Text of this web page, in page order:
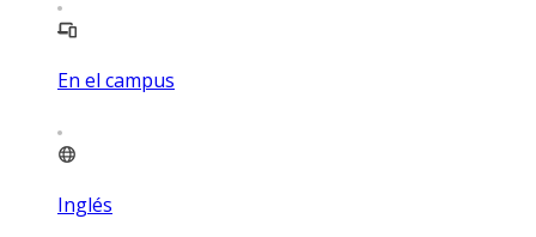
En el campus
Inglés